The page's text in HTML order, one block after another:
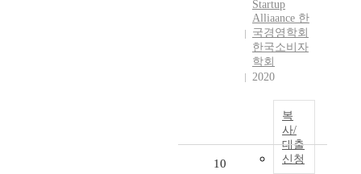
Startup
Alliaance 한
국경영학회
한국소비자
학회
2020
복
사/
대출
신청
10